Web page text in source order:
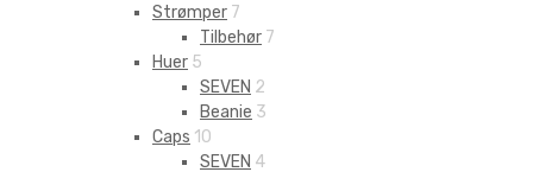
Strømper 7
Tilbehør 7
Huer 5
SEVEN 2
Beanie 3
Caps 10
SEVEN 4